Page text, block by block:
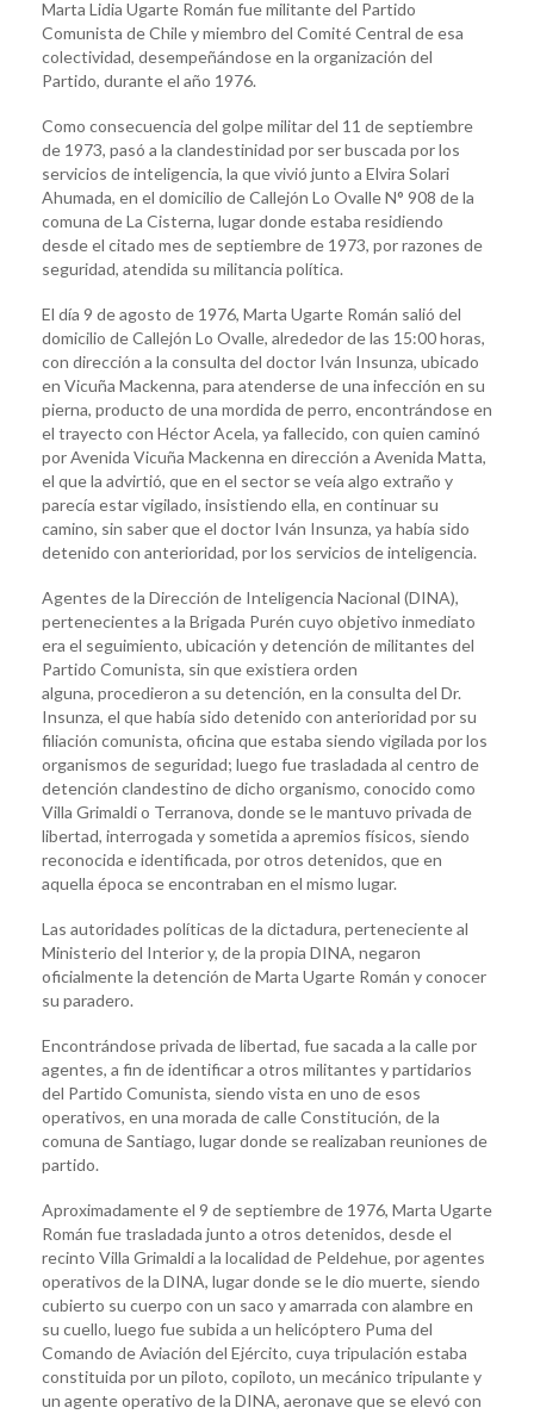
Marta Lidia Ugarte Román fue militante del Partido
Comunista de Chile y miembro del Comité Central de esa
colectividad, desempeñándose en la organización del
Partido, durante el año 1976.
Como consecuencia del golpe militar del 11 de septiembre
de 1973, pasó a la clandestinidad por ser buscada por los
servicios de inteligencia, la que vivió junto a Elvira Solari
Ahumada, en el domicilio de Callejón Lo Ovalle N° 908 de la
comuna de La Cisterna, lugar donde estaba residiendo
desde el citado mes de septiembre de 1973, por razones de
seguridad, atendida su militancia política.
El día 9 de agosto de 1976, Marta Ugarte Román salió del
domicilio de Callejón Lo Ovalle, alrededor de las 15:00 horas,
con dirección a la consulta del doctor Iván Insunza, ubicado
en Vicuña Mackenna, para atenderse de una infección en su
pierna, producto de una mordida de perro, encontrándose en
el trayecto con Héctor Acela, ya fallecido, con quien caminó
por Avenida Vicuña Mackenna en dirección a Avenida Matta,
el que la advirtió, que en el sector se veía algo extraño y
parecía estar vigilado, insistiendo ella, en continuar su
camino, sin saber que el doctor Iván Insunza, ya había sido
detenido con anterioridad, por los servicios de inteligencia.
Agentes de la Dirección de Inteligencia Nacional (DINA),
pertenecientes a la Brigada Purén cuyo objetivo inmediato
era el seguimiento, ubicación y detención de militantes del
Partido Comunista, sin que existiera orden
alguna, procedieron a su detención, en la consulta del Dr.
Insunza, el que había sido detenido con anterioridad por su
filiación comunista, oficina que estaba siendo vigilada por los
organismos de seguridad; luego fue trasladada al centro de
detención clandestino de dicho organismo, conocido como
Villa Grimaldi o Terranova, donde se le mantuvo privada de
libertad, interrogada y sometida a apremios físicos, siendo
reconocida e identificada, por otros detenidos, que en
aquella época se encontraban en el mismo lugar.
Las autoridades políticas de la dictadura, perteneciente al
Ministerio del Interior y, de la propia DINA, negaron
oficialmente la detención de Marta Ugarte Román y conocer
su paradero.
Encontrándose privada de libertad, fue sacada a la calle por
agentes, a fin de identificar a otros militantes y partidarios
del Partido Comunista, siendo vista en uno de esos
operativos, en una morada de calle Constitución, de la
comuna de Santiago, lugar donde se realizaban reuniones de
partido.
Aproximadamente el 9 de septiembre de 1976, Marta Ugarte
Román fue trasladada junto a otros detenidos, desde el
recinto Villa Grimaldi a la localidad de Peldehue, por agentes
operativos de la DINA, lugar donde se le dio muerte, siendo
cubierto su cuerpo con un saco y amarrada con alambre en
su cuello, luego fue subida a un helicóptero Puma del
Comando de Aviación del Ejército, cuya tripulación estaba
constituida por un piloto, copiloto, un mecánico tripulante y
un agente operativo de la DINA, aeronave que se elevó con